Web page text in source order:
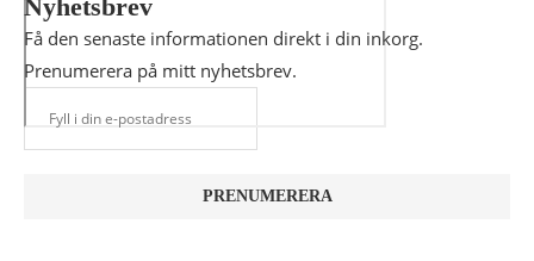
Nyhetsbrev
Få den senaste informationen direkt i din inkorg.
Prenumerera på mitt nyhetsbrev.